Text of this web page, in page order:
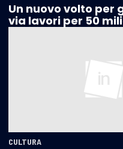
Un nuovo volto per
via lavori per 50
CULTURA